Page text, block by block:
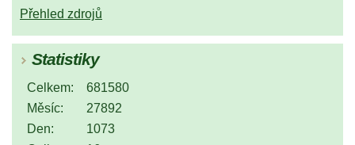
Přehled zdrojů
Statistiky
Celkem:
681580
Měsíc:
27892
Den:
1073